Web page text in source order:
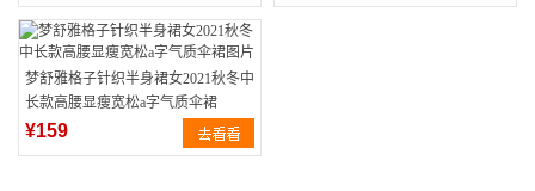
梦舒雅格子针织半身裙女2021秋冬中
长款高腰显瘦宽松a字气质伞裙
¥159